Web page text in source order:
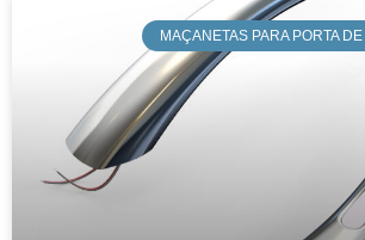
MAÇANETAS PARA PORTA